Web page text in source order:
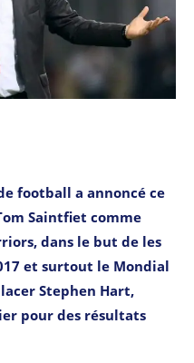
football a annoncé ce
Saintfiet comme
dans le but de les
et surtout le Mondial
Stephen Hart,
pour des résultats